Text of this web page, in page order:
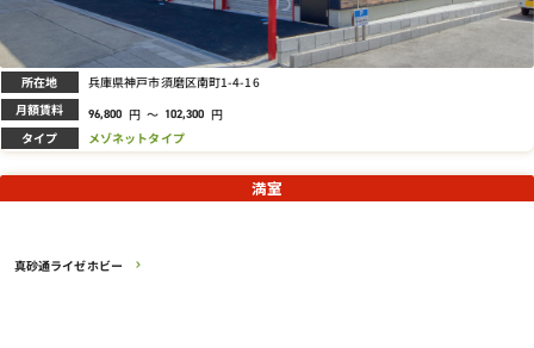
所在地 兵庫県神戸市須磨区南町1-4-16
月額賃料 96,800 円 ～ 102,300 円
タイプ メゾネットタイプ
真砂通ライゼホビー
満室